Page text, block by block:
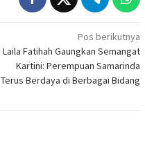
Pos berikutnya
Laila Fatihah Gaungkan Semangat
Kartini: Perempuan Samarinda
Terus Berdaya di Berbagai Bidang